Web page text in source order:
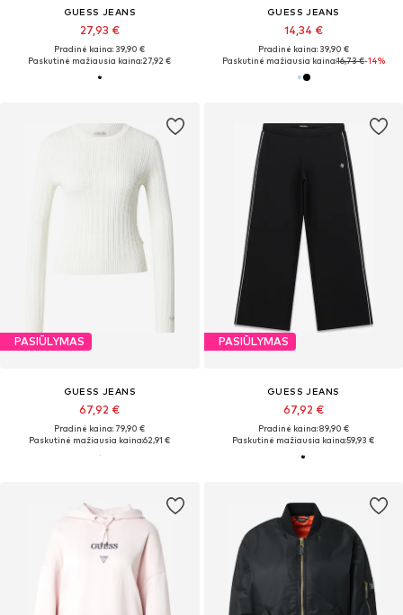
GUESS JEANS
27,93 €
Pradinė kaina: 39,90 €
Paskutinė mažiausia kaina:27,92 €
GUESS JEANS
14,34 €
Pradinė kaina: 39,90 €
Paskutinė mažiausia kaina:16,73 €-14%
PASIŪLYMAS
GUESS JEANS
67,92 €
Pradinė kaina: 79,90 €
Paskutinė mažiausia kaina:62,91 €
PASIŪLYMAS
GUESS JEANS
67,92 €
Pradinė kaina: 89,90 €
Paskutinė mažiausia kaina:59,93 €